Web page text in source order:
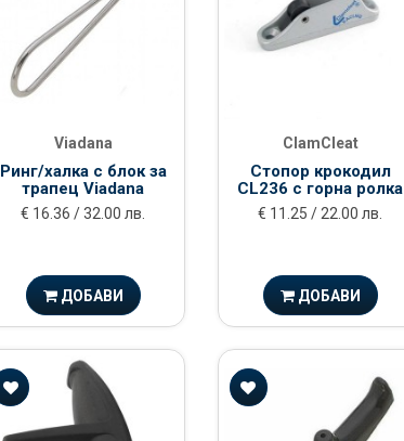
Viadana
Ринг/халка с блок за
трапец Viadana
€ 16.36 / 32.00 лв.
ДОБАВИ
ClamCleat
Стопор крокодил
CL236 с горна ролка
€ 11.25 / 22.00 лв.
ДОБАВИ